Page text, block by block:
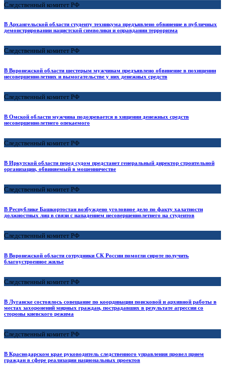
Следственный комитет РФ
В Архангельской области студенту техникума предъявлено обвинение в публичных
демонстрировании нацистской символики и оправдании терроризма
Следственный комитет РФ
В Воронежской области шестерым мужчинам предъявлено обвинение в похищении
несовершеннолетних и вымогательстве у них денежных средств
Следственный комитет РФ
В Омской области мужчина подозревается в хищении денежных средств
несовершеннолетнего опекаемого
Следственный комитет РФ
В Иркутской области перед судом предстанет генеральный директор строительной
организации, обвиняемый в мошенничестве
Следственный комитет РФ
В Республике Башкортостан возбуждено уголовное дело по факту халатности
должностных лиц в связи с нападением несовершеннолетнего на студентов
Следственный комитет РФ
В Воронежской области сотрудники СК России помогли сироте получить
благоустроенное жилье
Следственный комитет РФ
В Луганске состоялось совещание по координации поисковой и архивной работы в
местах захоронений мирных граждан, пострадавших в результате агрессии со
стороны киевского режима
Следственный комитет РФ
В Краснодарском крае руководитель следственного управления провел прием
граждан в сфере реализации национальных проектов